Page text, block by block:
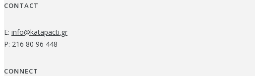
CONTACT
E: info@katapacti.gr
P: 216 80 96 448
CONNECT